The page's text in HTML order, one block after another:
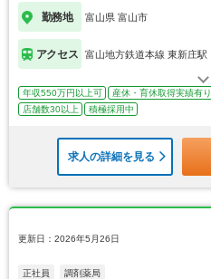
勤務地 富山県 富山市
アクセス 富山地方鉄道本線 東新庄駅
年収550万円以上可 産休・育休取得実績有り
店舗数30以上
積極採用中
求人の詳細を見る
更新日：2026年5月26日
正社員 調剤薬局